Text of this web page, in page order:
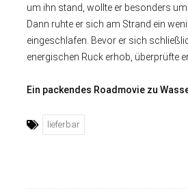
um ihn stand, wollte er besonders
Dann ruhte er sich am Strand ein
eingeschlafen. Bevor er sich
energischen Ruck erhob, überprüfte
Ein packendes Roadmovie zu
lieferbar